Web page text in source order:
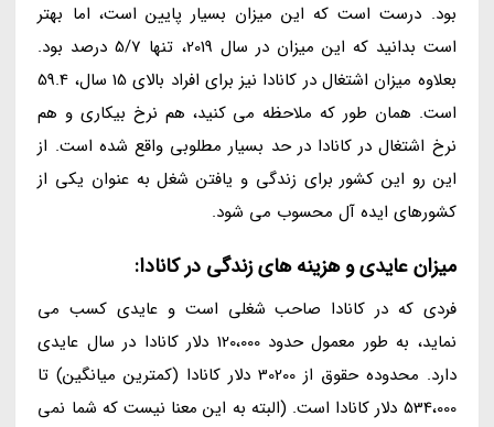
بود. درست است که این میزان بسیار پایین است، اما بهتر
است بدانید که این میزان در سال 2019، تنها 5/7 درصد بود.
بعلاوه میزان اشتغال در کانادا نیز برای افراد بالای 15 سال، 59.4
است. همان طور که ملاحظه می کنید، هم نرخ بیکاری و هم
نرخ اشتغال در کانادا در حد بسیار مطلوبی واقع شده است. از
این رو این کشور برای زندگی و یافتن شغل به عنوان یکی از
کشورهای ایده آل محسوب می شود.
میزان عایدی و هزینه های زندگی در کانادا:
فردی که در کانادا صاحب شغلی است و عایدی کسب می
نماید، به طور معمول حدود 120،000 دلار کانادا در سال عایدی
دارد. محدوده حقوق از 30200 دلار کانادا (کمترین میانگین) تا
534،000 دلار کانادا است. (البته به این معنا نیست که شما نمی